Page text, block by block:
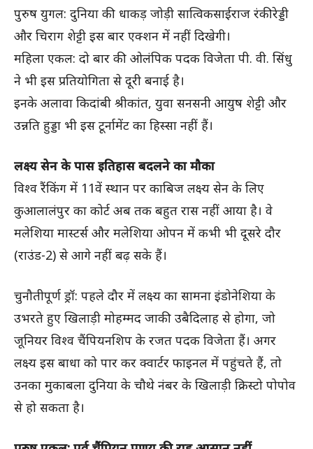
पुरुष युगल: दुनिया की धाकड़ जोड़ी सात्विकसाईराज रंकीरेड्डी
और चिराग शेट्टी इस बार एक्शन में नहीं दिखेगी।
महिला एकल: दो बार की ओलंपिक पदक विजेता पी. वी. सिंधु
ने भी इस प्रतियोगिता से दूरी बनाई है।
इनके अलावा किदांबी श्रीकांत, युवा सनसनी आयुष शेट्टी और
उन्नति हुड्डा भी इस टूर्नामेंट का हिस्सा नहीं हैं।
लक्ष्य सेन के पास इतिहास बदलने का मौका
विश्व रैंकिंग में 11वें स्थान पर काबिज लक्ष्य सेन के लिए
कुआलालंपुर का कोर्ट अब तक बहुत रास नहीं आया है। वे
मलेशिया मास्टर्स और मलेशिया ओपन में कभी भी दूसरे दौर
(राउंड-2) से आगे नहीं बढ़ सके हैं।
चुनौतीपूर्ण ड्रॉ: पहले दौर में लक्ष्य का सामना इंडोनेशिया के
उभरते हुए खिलाड़ी मोहम्मद जाकी उबैदिलाह से होगा, जो
जूनियर विश्व चैंपियनशिप के रजत पदक विजेता हैं। अगर
लक्ष्य इस बाधा को पार कर क्वार्टर फाइनल में पहुंचते हैं, तो
उनका मुकाबला दुनिया के चौथे नंबर के खिलाड़ी क्रिस्टो पोपोव
से हो सकता है।